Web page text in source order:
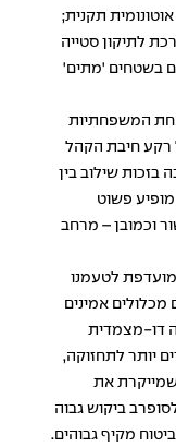
תקנית;
מערכת לתיקון סטייה
בשטחים 'מתים'
המשפחתיות
רקע חיבת הקהל
בזכות שילוב בין
פשוט
וכמובן – מרחב
לטעמנו
עם מכלולים אמינים
דו-מצמדית
ויקרים יותר לתחזוקה,
שמייקרת את
ביקוש גבוה
מקיף גבוהים.